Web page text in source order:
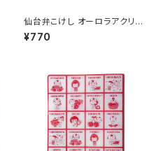
仙台弁こけし オーロラアクリル
キーホルダー(スケート・さくなみ
ちゃん)
¥770